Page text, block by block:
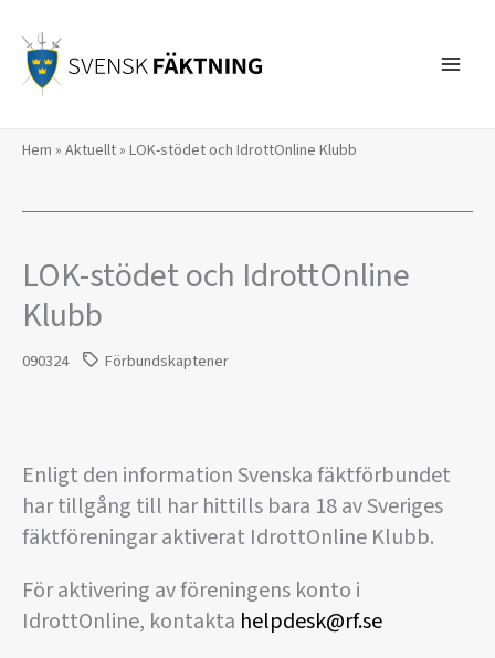
innehåll
Hem » Aktuellt» LOK-stödet och IdrottOnline Klubb
LOK-stödet och IdrottOnline
Klubb
090324 Förbundskaptener
Enligt den information Svenska fäktförbundet
har tillgång till har hittills bara 18 av Sveriges
fäktföreningar aktiverat IdrottOnline Klubb.
För aktivering av föreningens konto i
IdrottOnline, kontakta helpdesk@rf.se